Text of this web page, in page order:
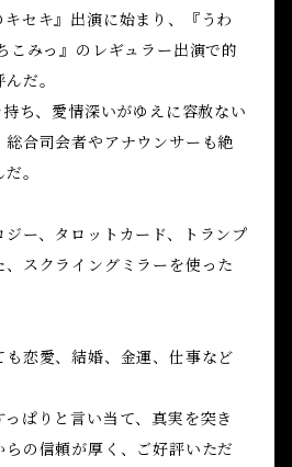
セキ』出演に始まり、『うわ
こみっ』のレギュラー出演で的
だ。
ち、愛情深いがゆえに容赦ない
合司会者やアナウンサーも絶
。
ー、タロットカード、トランプ
スクライングミラーを使った
恋愛、結婚、金運、仕事など
ぱりと言い当て、真実を突き
の信頼が厚く、ご好評いただ